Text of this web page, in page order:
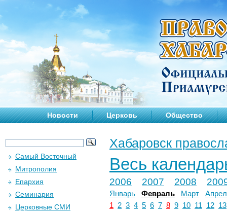
Новости Церковь Общество
Хабаровск
Весь
2006 2007 2008
Январь Февраль Март
1
2 3 4 5 6 7 8 9 10 11 12 13
Самый Восточный
Митрополия
Епархия
Семинария
Церковные СМИ